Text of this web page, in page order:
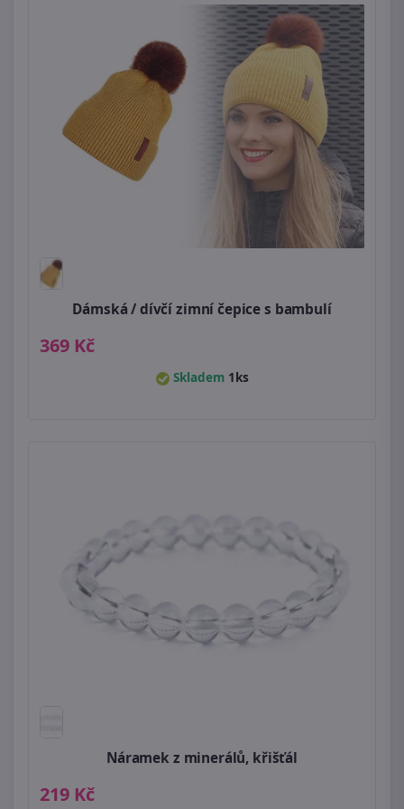
Dámská / dívčí zimní čepice s bambulí
369 Kč
Skladem 1ks
Náramek z minerálů, křišťál
219 Kč